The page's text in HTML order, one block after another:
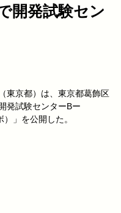
開発試験セン
東京都）は、東京都葛飾区
発試験センターBー
」を公開した。